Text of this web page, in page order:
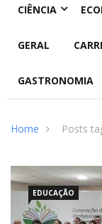
CIÊNCIA
GERAL
GASTRONOMIA
Home Posts
EDUCAÇÃO